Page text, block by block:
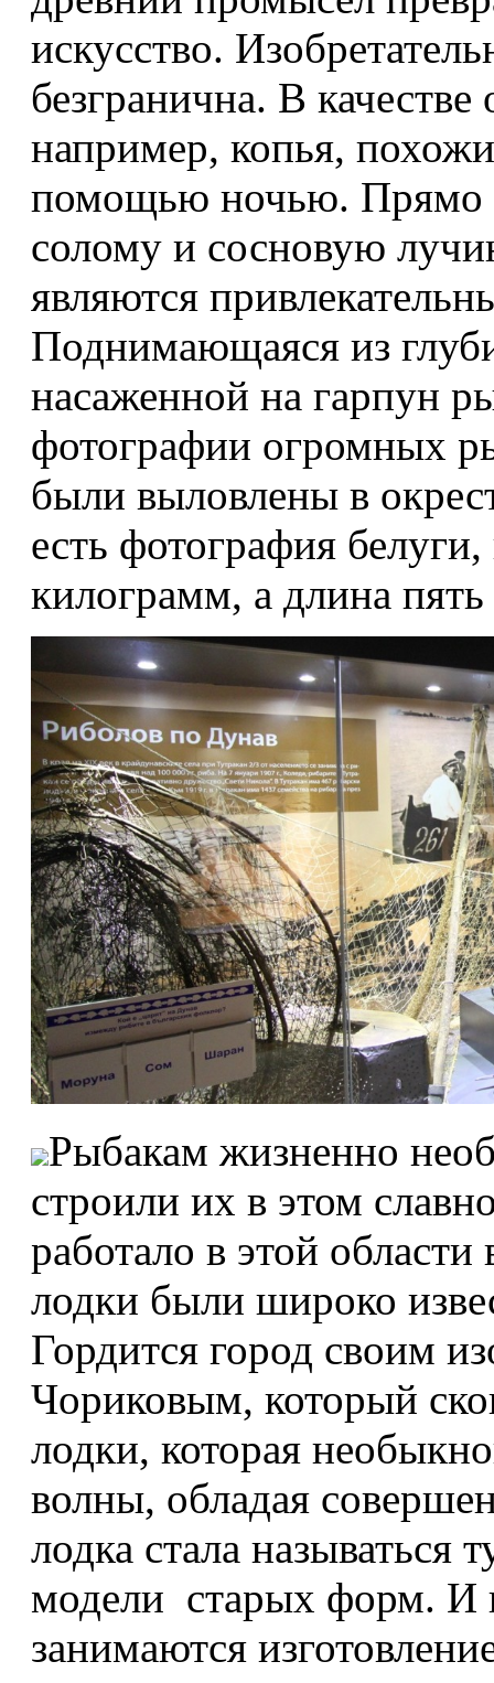
искусство.
безгранична. В
например, копья,
помощью ночью. Прямо
солому и сосновую
являются
Поднимающаяся из
насаженной на гарпун
фотографии огромных
были выловлены в
есть фотография
килограмм, а длина
Рыбакам жизненно
строили их в этом
работало в этой области
лодки были широко
Гордится город своим
Чориковым, который
лодки, которая
волны, обладая
лодка стала называться
модели старых форм. И
занимаются